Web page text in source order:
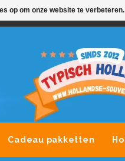
MOGELIJK
Cadeau pakketten
op om onze website te